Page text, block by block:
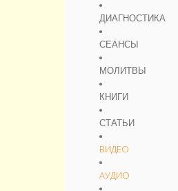
ДИАГНОСТИКА
СЕАНСЫ
МОЛИТВЫ
КНИГИ
СТАТЬИ
ВИДЕО
АУДИО